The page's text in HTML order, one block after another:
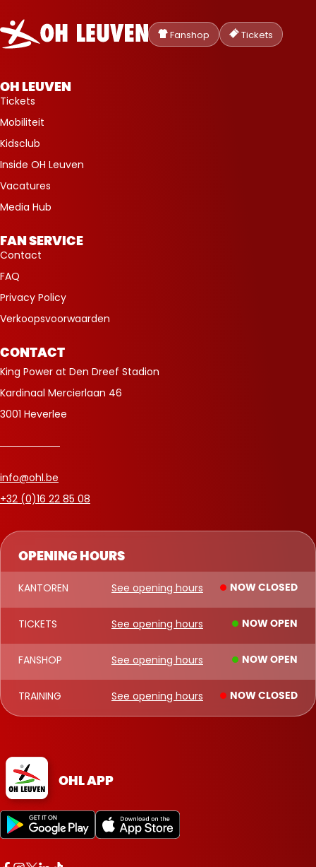
Oud-
Heverlee
Leuven
Fanshop Tickets
OPENING HOURS
KANTOREN See opening hours NOW CLOSED
TICKETS See opening hours NOW OPEN
FANSHOP See opening hours NOW OPEN
TRAINING See opening hours NOW CLOSED
OH LEUVEN
Tickets
Mobiliteit
Kidsclub
Inside OH Leuven
Vacatures
Media Hub
FAN SERVICE
Contact
FAQ
Privacy Policy
Verkoopsvoorwaarden
CONTACT
King Power at Den Dreef Stadion
Kardinaal Mercierlaan 46
3001 Heverlee
info@ohl.be
+32 (0)16 22 85 08
OHL APP